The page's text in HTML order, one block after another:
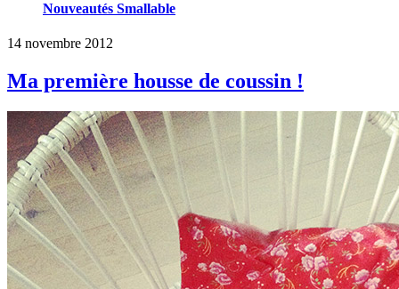
Nouveautés Smallable
14 novembre 2012
Ma première housse de coussin !